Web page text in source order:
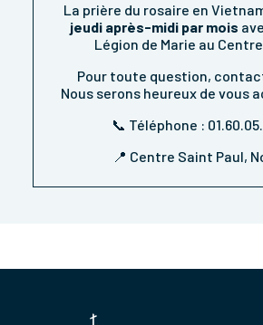
La prière du rosaire en
jeudi après-midi par mois
Légion de Marie au
Pour toute question,
Nous serons heureux de vous
📞 Téléphone :
📍 Centre Saint Paul,